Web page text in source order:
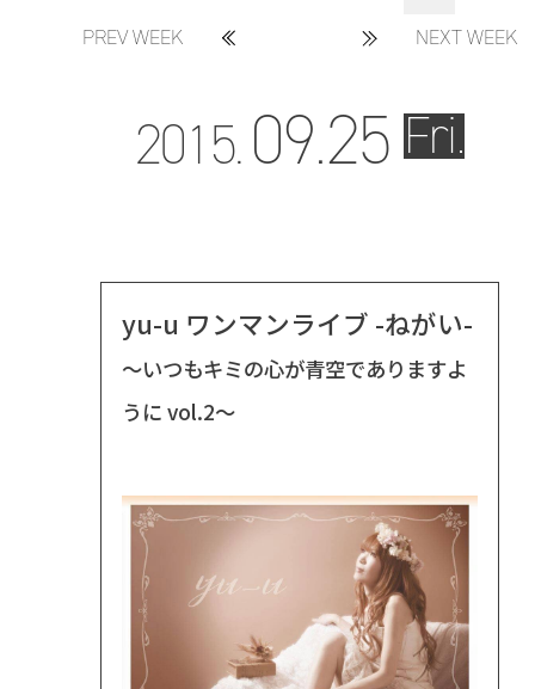
PREV WEEK NEXT WEEK
2015.09.25 Fri.
yu-u ワンマンライブ -ねがい-
〜いつもキミの心が青空でありますよ
うに vol.2〜